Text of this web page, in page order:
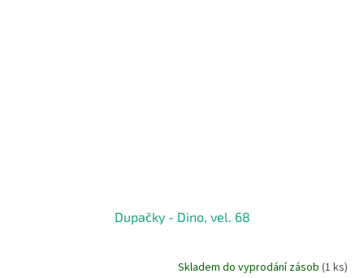
Dupačky - Dino, vel. 68
Skladem do vyprodání zásob (1 ks)